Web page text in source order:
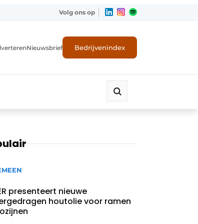
Volg ons op
Nieuwsbrief Bedrijvenindex
presenteert nieuwe
houtolie voor ramen